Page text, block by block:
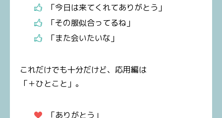
「今日は来てくれてありがとう」
「その服似合ってるね」
「また会いたいな」
これだけでも十分だけど、応用編は
「＋ひとこと」。
「ありがとう」